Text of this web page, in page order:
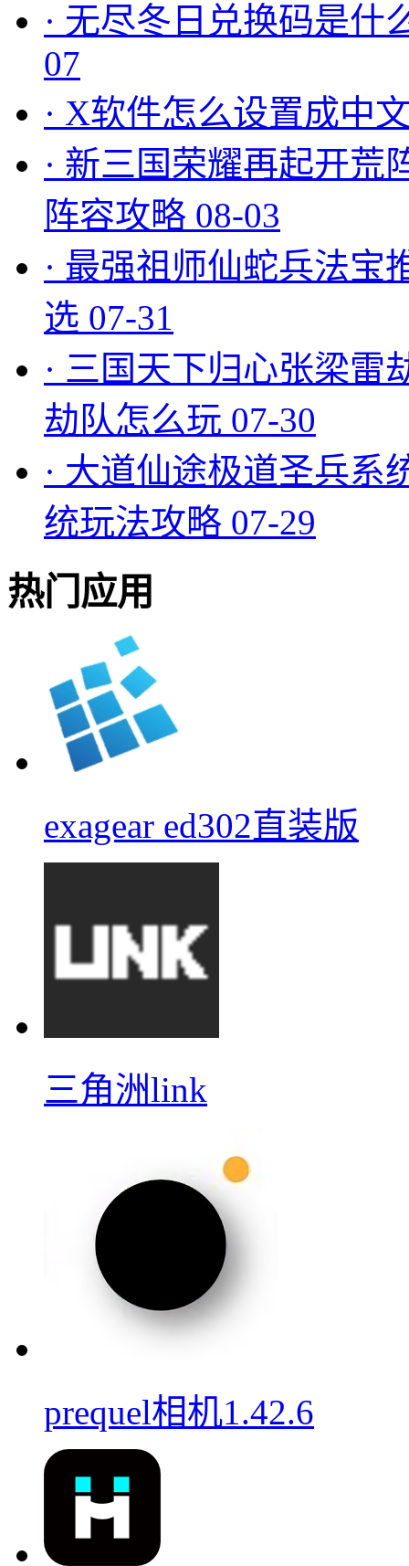
· 无尽冬日兑换码是什
07
· X软件怎么设置成中
· 新三国荣耀再起开荒
阵容攻略 08-03
· 最强祖师仙蛇兵法宝
选 07-31
· 三国天下归心张梁雷
劫队怎么玩 07-30
· 大道仙途极道圣兵系
统玩法攻略 07-29
热门应用
exagear ed302直装版
三角洲link
prequel相机1.42.6